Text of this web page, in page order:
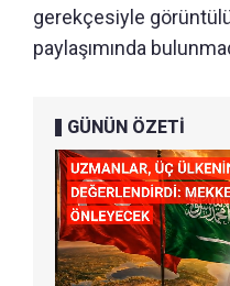
gerekçesiyle
paylaşımında
GÜNÜN ÖZETİ